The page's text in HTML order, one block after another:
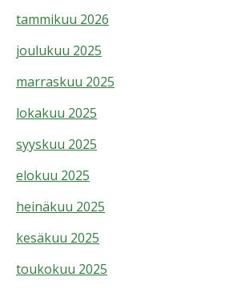
tammikuu 2026
joulukuu 2025
marraskuu 2025
lokakuu 2025
syyskuu 2025
elokuu 2025
heinäkuu 2025
kesäkuu 2025
toukokuu 2025